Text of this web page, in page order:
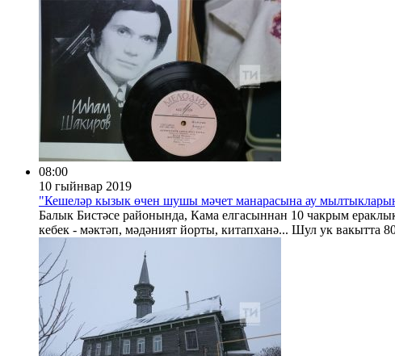
08:00
10 гыйнвар 2019
"Кешеләр кызык өчен шушы мәчет манарасына ау
Балык Бистәсе районында, Кама елгасыннан 10 чакрым
кебек - мәктәп, мәдәният йорты, китапханә... Шул ук вакытта